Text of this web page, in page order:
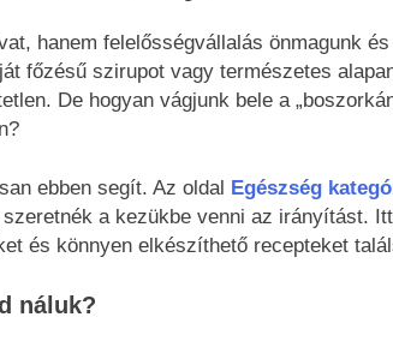
hanem felelősségvállalás önmagunk
főzésű szirupot vagy természetes
De hogyan vágjunk bele a
ebben segít. Az oldal Egészség
a kezükbe venni az irányítást.
és könnyen elkészíthető recepteket
náluk?